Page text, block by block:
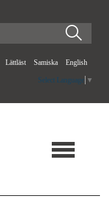
Lättläst Samiska English
Select Language ▼